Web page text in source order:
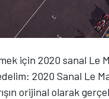
için 2020 sanal Le
2020 Sanal Le
orijinal olarak